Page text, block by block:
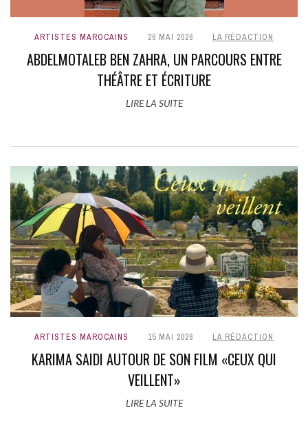
ARTISTES MAROCAINS 26 MAI 2026 LA RÉDACTION
ABDELMOTALEB BEN ZAHRA, UN PARCOURS ENTRE
THÉÂTRE ET ÉCRITURE
LIRE LA SUITE
ARTISTES MAROCAINS 15 MAI 2026 LA RÉDACTION
KARIMA SAIDI AUTOUR DE SON FILM «CEUX QUI
VEILLENT»
LIRE LA SUITE